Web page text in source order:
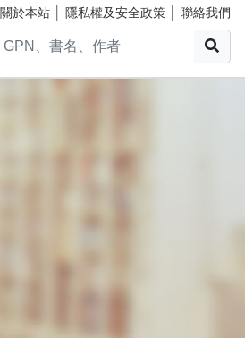
關於本站 隱私權及安全政策 聯絡我們